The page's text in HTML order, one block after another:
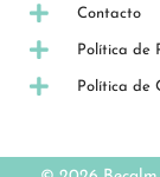
Contacto
Política de
Política de